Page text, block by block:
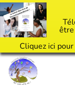
être
Cliquez ici
Passer
contenu
Il est